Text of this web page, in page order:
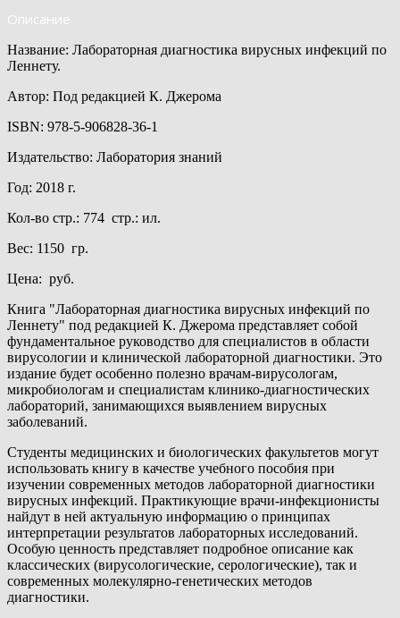
Описание
Название: Лабораторная диагностика вирусных инфекций по
Леннету.
Автор: Под редакцией К. Джерома
ISBN: 978-5-906828-36-1
Издательство: Лаборатория знаний
Год: 2018 г.
Кол-во стр.: 774 стр.: ил.
Вес: 1150 гр.
Цена: руб.
Книга "Лабораторная диагностика вирусных инфекций по
Леннету" под редакцией К. Джерома представляет собой
фундаментальное руководство для специалистов в области
вирусологии и клинической лабораторной диагностики. Это
издание будет особенно полезно врачам-вирусологам,
микробиологам и специалистам клинико-диагностических
лабораторий, занимающихся выявлением вирусных
заболеваний.
Студенты медицинских и биологических факультетов могут
использовать книгу в качестве учебного пособия при
изучении современных методов лабораторной диагностики
вирусных инфекций. Практикующие врачи-инфекционисты
найдут в ней актуальную информацию о принципах
интерпретации результатов лабораторных исследований.
Особую ценность представляет подробное описание как
классических (вирусологические, серологические), так и
современных молекулярно-генетических методов
диагностики.